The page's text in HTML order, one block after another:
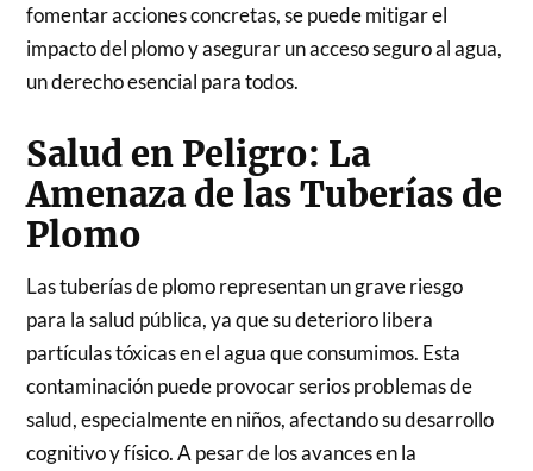
fomentar acciones concretas, se puede mitigar el
impacto del plomo y asegurar un acceso seguro al agua,
un derecho esencial para todos.
Salud en Peligro: La
Amenaza de las Tuberías de
Plomo
Las tuberías de plomo representan un grave riesgo
para la salud pública, ya que su deterioro libera
partículas tóxicas en el agua que consumimos. Esta
contaminación puede provocar serios problemas de
salud, especialmente en niños, afectando su desarrollo
cognitivo y físico. A pesar de los avances en la